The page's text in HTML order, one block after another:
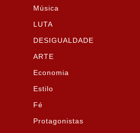
Música
LUTA
DESIGUALDADE
ARTE
Economia
Estilo
Fé
Protagonistas